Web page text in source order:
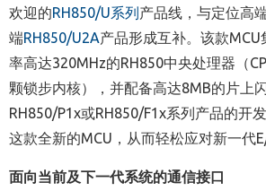
欢迎的RH850/U系列产品线，与定位高
端RH850/U2A产品形成互补。该款
率高达320MHz的RH850中央处理器（
颗锁步内核），并配备高达8MB的片上
RH850/P1x或RH850/F1x系列产品的开
这款全新的MCU，从而轻松应对新一代
面向当前及下一代系统的通信接口